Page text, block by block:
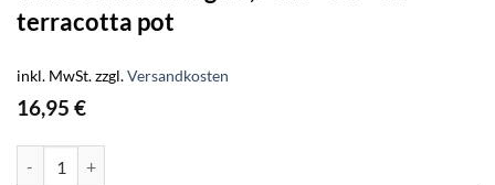
terracotta pot
inkl. MwSt.zzgl.Versandkosten
16,95 €